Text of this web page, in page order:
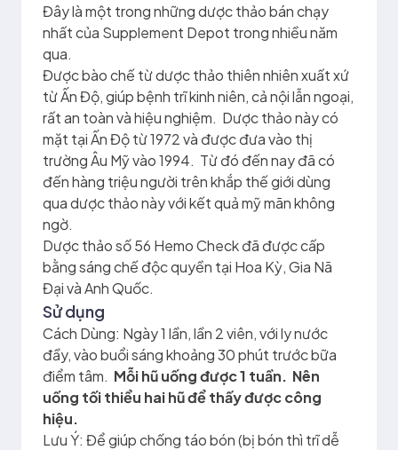
Đây là một trong những dược thảo bán chạy
nhất của Supplement Depot trong nhiều năm
qua.
Được bào chế từ dược thảo thiên nhiên xuất xứ
từ Ấn Độ, giúp bệnh trĩ kinh niên, cả nội lẫn ngoại,
rất an toàn và hiệu nghiệm. Dược thảo này có
mặt tại Ấn Độ từ 1972 và được đưa vào thị
trường Âu Mỹ vào 1994. Từ đó đến nay đã có
đến hàng triệu người trên khắp thế giới dùng
qua dược thảo này với kết quả mỹ mãn không
ngờ.
Dược thảo số 56 Hemo Check đã được cấp
bằng sáng chế độc quyền tại Hoa Kỳ, Gia Nã
Đại và Anh Quốc.
Sử dụng
Cách Dùng: Ngày 1 lần, lần 2 viên, với ly nước
đầy, vào buổi sáng khoảng 30 phút trước bữa
điểm tâm. Mỗi hũ uống được 1 tuần. Nên
uống tối thiểu hai hũ để thấy được công
hiệu.
Lưu Ý: Để giúp chống táo bón (bị bón thì trĩ dễ